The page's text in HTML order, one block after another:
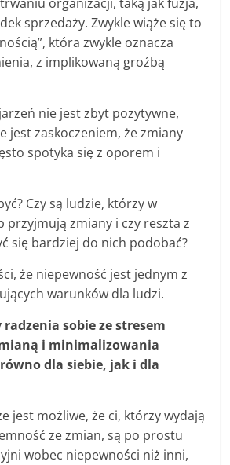
sprzedaży. Zwykle wiąże się to
która zwykle oznacza
z implikowaną groźbą
nie jest zbyt pozytywne,
jest zaskoczeniem, że zmiany
spotyka się z oporem i
Czy są ludzie, którzy w
przyjmują zmiany i czy reszta z
się bardziej do nich podobać?
że niepewność jest jednym z
warunków dla ludzi.
sobie ze stresem
i minimalizowania
dla siebie, jak i dla
jest możliwe, że ci, którzy wydają
ze zmian, są po prostu
wobec niepewności niż inni,